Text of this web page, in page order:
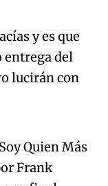
lucirán con
later.
Quien Más
Frank
continúa!
en